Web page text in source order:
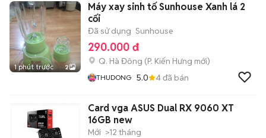
1 phút trước 2
Máy xay sinh tố Sunhouse Xanh lá 2
cối
Đã sử dụng Sunhouse
290.000 đ
Q. Hà Đông (P. Kiến Hưng mới)
THUDONG 5.0 4đã bán
Card vga ASUS Dual RX 9060 XT
16GB new
Mới >12 tháng